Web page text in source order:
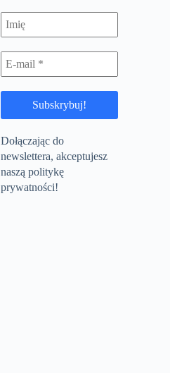
Dołączając do
newslettera, akceptujesz
naszą politykę
prywatności!